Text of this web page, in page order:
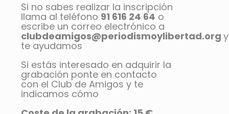
Si no sabes realizar la inscripción
llama al teléfono 91 616 24 64 o
escribe un correo electrónico a
clubdeamigos@periodismoylibertad.org y
te ayudamos
Si estás interesado en adquirir la
grabación ponte en contacto
con el Club de Amigos y te
indicamos cómo